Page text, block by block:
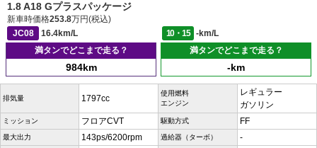
1.8 A18 Gプラスパッケージ
新車時価格253.8万円(税込)
JC08
16.4km/L 10・15
-km/L
満タンでどこまで走る？
984km
満タンでどこまで走る？
-km
排気量 1797cc
使用燃料
エンジン
レギュラー
ガソリン
ミッション フロアCVT 駆動方式 FF
最大出力 143ps/6200rpm 過給器（ターボ） -